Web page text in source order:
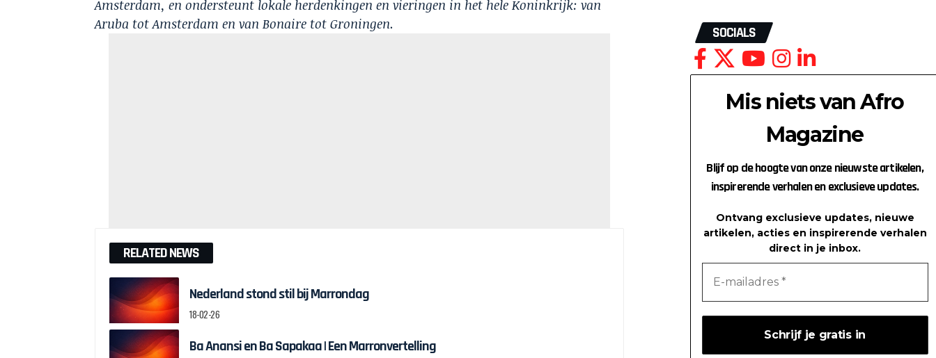
Amsterdam, en ondersteunt lokale herdenkingen en vieringen in het hele Koninkrijk: van
Aruba tot Amsterdam en van Bonaire tot Groningen.
RELATED NEWS
Nederland stond stil bij Marrondag
18-02-26
Ba Anansi en Ba Sapakaa | Een Marronvertelling
SOCIALS
Mis niets van Afro
Magazine
Blijf op de hoogte van onze nieuwste artikelen,
inspirerende verhalen en exclusieve updates.
Ontvang exclusieve updates, nieuwe
artikelen, acties en inspirerende verhalen
direct in je inbox.